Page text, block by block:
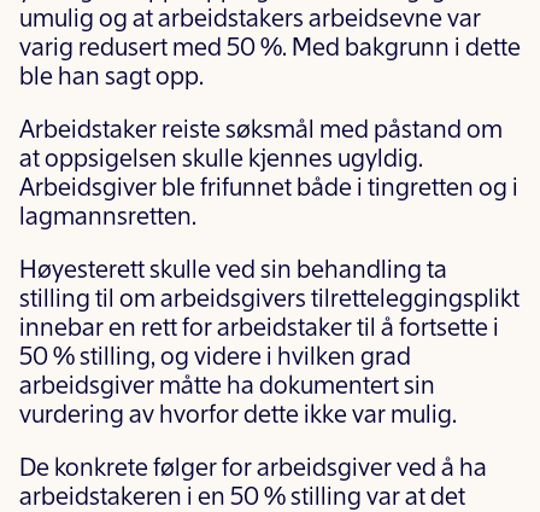
umulig og at arbeidstakers arbeidsevne var
varig redusert med 50 %. Med bakgrunn i dette
ble han sagt opp.
Arbeidstaker reiste søksmål med påstand om
at oppsigelsen skulle kjennes ugyldig.
Arbeidsgiver ble frifunnet både i tingretten og i
lagmannsretten.
Høyesterett skulle ved sin behandling ta
stilling til om arbeidsgivers tilretteleggingsplikt
innebar en rett for arbeidstaker til å fortsette i
50 % stilling, og videre i hvilken grad
arbeidsgiver måtte ha dokumentert sin
vurdering av hvorfor dette ikke var mulig.
De konkrete følger for arbeidsgiver ved å ha
arbeidstakeren i en 50 % stilling var at det